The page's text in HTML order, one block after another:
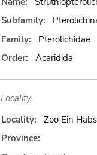
Subfamily:
Family:
Pterolichidae
Order:
Acaridida
Locality
Locality:
Zoo Ein
Province: